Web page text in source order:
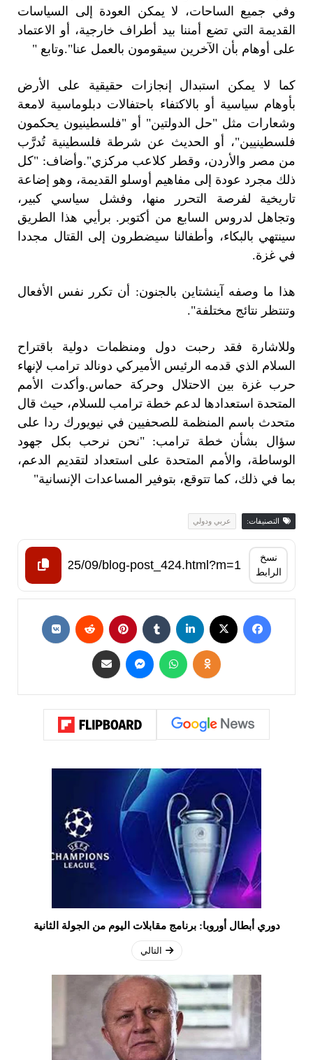
وفي جميع الساحات، لا يمكن العودة إلى السياسات
القديمة التي تضع أمننا بيد أطراف خارجية، أو الاعتماد
على أوهام بأن الآخرين سيقومون بالعمل عنا".وتابع "
كما لا يمكن استبدال إنجازات حقيقية على الأرض
بأوهام سياسية أو بالاكتفاء باحتفالات دبلوماسية لامعة
وشعارات مثل "حل الدولتين" أو "فلسطينيون يحكمون
فلسطينيين"، أو الحديث عن شرطة فلسطينية تُدرَّب
من مصر والأردن، وقطر كلاعب مركزي".وأضاف: "كل
ذلك مجرد عودة إلى مفاهيم أوسلو القديمة، وهو إضاعة
تاريخية لفرصة التحرر منها، وفشل سياسي كبير،
وتجاهل لدروس السابع من أكتوبر. برأيي هذا الطريق
سينتهي بالبكاء، وأطفالنا سيضطرون إلى القتال مجددا
في غزة.
هذا ما وصفه آينشتاين بالجنون: أن تكرر نفس الأفعال
وتنتظر نتائج مختلفة".
وللاشارة فقد رحبت دول ومنظمات دولية باقتراح
السلام الذي قدمه الرئيس الأميركي دونالد ترامب لإنهاء
حرب غزة بين الاحتلال وحركة حماس.وأكدت الأمم
المتحدة استعدادها لدعم خطة ترامب للسلام، حيث قال
متحدث باسم المنظمة للصحفيين في نيويورك ردا على
سؤال بشأن خطة ترامب: "نحن نرحب بكل جهود
الوساطة، والأمم المتحدة على استعداد لتقديم الدعم،
بما في ذلك، كما تتوقع، بتوفير المساعدات الإنسانية"
التصنيفات: عربي ودولي
نسخ
الرابط
دوري أبطال أوروبا: برنامج مقابلات اليوم من الجولة الثانية
التالي